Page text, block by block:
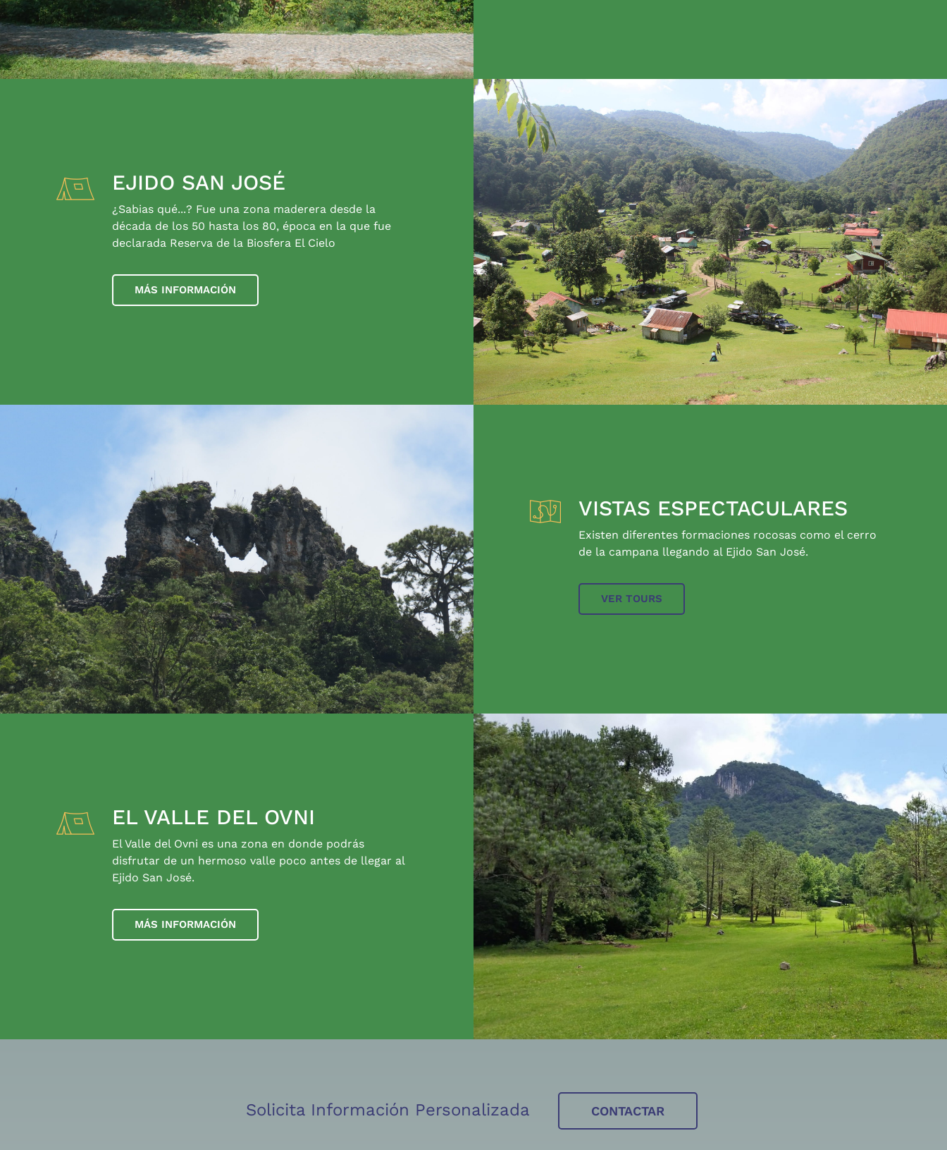
EJIDO SAN JOSÉ
¿Sabias qué...? Fue una zona maderera desde la
década de los 50 hasta los 80, época en la que fue
declarada Reserva de la Biosfera El Cielo
MÁS INFORMACIÓN
VISTAS ESPECTACULARES
Existen diferentes formaciones rocosas como el cerro
de la campana llegando al Ejido San José.
VER TOURS
EL VALLE DEL OVNI
El Valle del Ovni es una zona en donde podrás
disfrutar de un hermoso valle poco antes de llegar al
Ejido San José.
MÁS INFORMACIÓN
Solicita Información Personalizada CONTACTAR